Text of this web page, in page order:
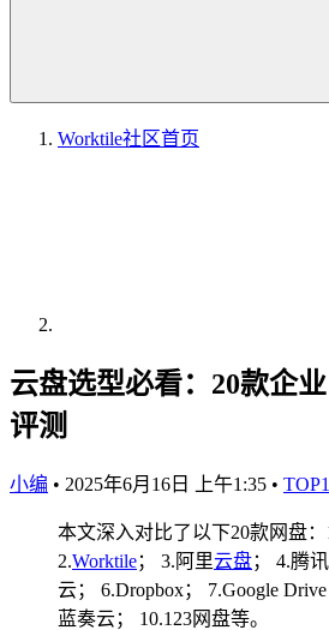
Worktile社区首页
云盘选型必看：20款企
评测
小编 • 2025年6月16日 上午1:35 • TOP1
本文深入对比了以下20款网盘：
2.Worktile； 3.阿里云盘； 4.腾
云； 6.Dropbox； 7.Google
蓝奏云； 10.123网盘等。